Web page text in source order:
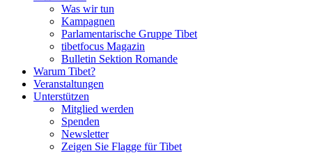
Was wir tun
Kampagnen
Parlamentarische Gruppe Tibet
tibetfocus Magazin
Bulletin Sektion Romande
Warum Tibet?
Veranstaltungen
Unterstützen
Mitglied werden
Spenden
Newsletter
Zeigen Sie Flagge für Tibet